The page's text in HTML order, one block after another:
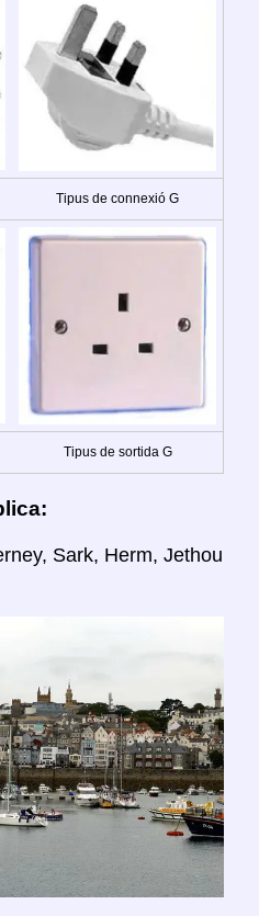
Tipus de connexió G
Tipus de sortida G
Sark, Herm, Jethou